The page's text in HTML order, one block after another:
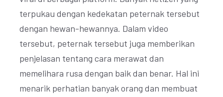
terpukau dengan kedekatan peternak tersebut
dengan hewan-hewannya. Dalam video
tersebut, peternak tersebut juga memberikan
penjelasan tentang cara merawat dan
memelihara rusa dengan baik dan benar. Hal ini
menarik perhatian banyak orang dan membuat